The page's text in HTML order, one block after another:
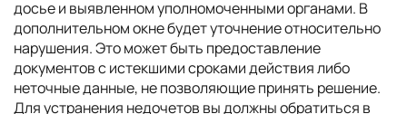
досье и выявленном уполномоченными органами. В
дополнительном окне будет уточнение относительно
нарушения. Это может быть предоставление
документов с истекшими сроками действия либо
неточные данные, не позволяющие принять решение.
Для устранения недочетов вы должны обратиться в